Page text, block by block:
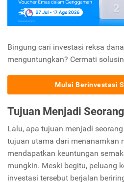
Bingung cari investasi reksa
menguntungkan? Cermati
Mulai Berinvestasi
Tujuan Menjadi
Lalu, apa tujuan menjadi
tujuan utama dari menanamkan
mendapatkan keuntungan
mungkin. Meski begitu, peluang
investasi tersebut berjalan